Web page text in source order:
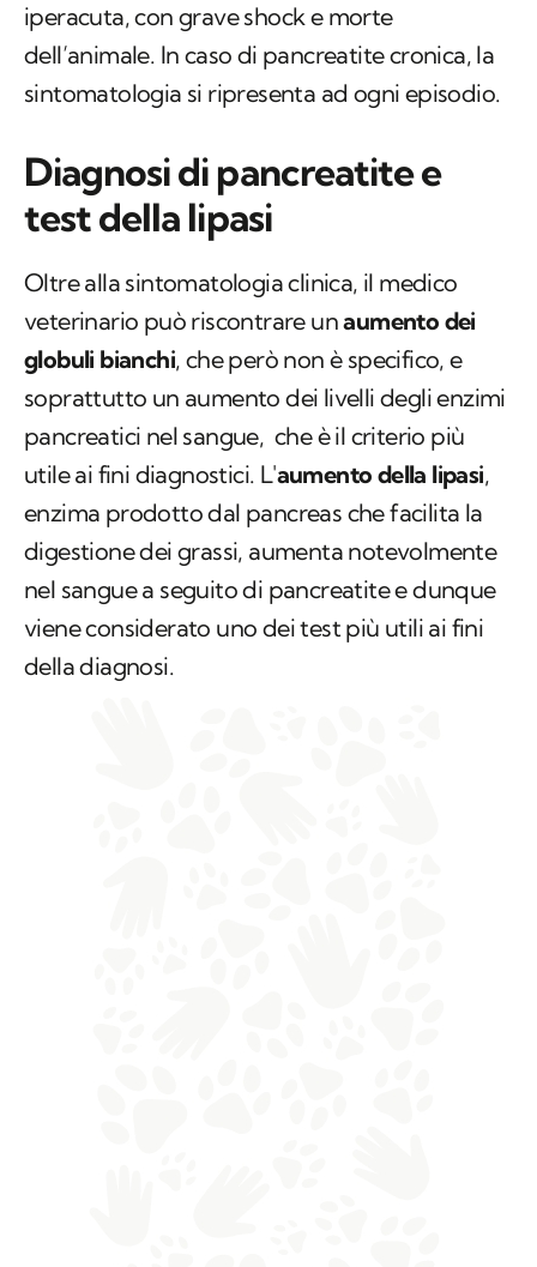
iperacuta, con grave shock e morte
dell’animale. In caso di pancreatite cronica, la
sintomatologia si ripresenta ad ogni episodio.
Diagnosi di pancreatite e
test della lipasi
Oltre alla sintomatologia clinica, il medico
veterinario può riscontrare unaumento dei
globuli bianchi, che però non è specifico, e
soprattutto un aumento dei livelli degli enzimi
pancreatici nel sangue, che è il criterio più
utile ai fini diagnostici. L'aumento della lipasi,
enzima prodotto dal pancreas che facilita la
digestione dei grassi, aumenta notevolmente
nel sangue a seguito di pancreatite e dunque
viene considerato uno dei test più utili ai fini
della diagnosi.